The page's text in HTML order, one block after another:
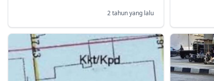
2 tahun yang lalu